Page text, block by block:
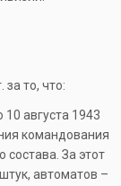
за то, что:
августа 1943
командования
состава. За этот
автоматов –